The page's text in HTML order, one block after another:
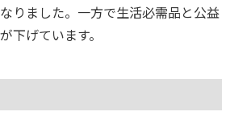
りました。一方で生活必需品と公益
下げています。